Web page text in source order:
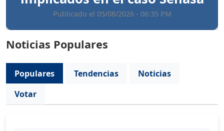
Publicado el 05/08/2026 - 06:35 PM
Noticias Populares
Populares Tendencias
Noticias
Votar